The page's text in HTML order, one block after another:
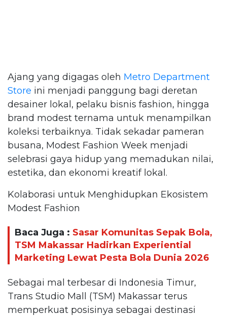
Ajang yang digagas oleh Metro Department
Store ini menjadi panggung bagi deretan
desainer lokal, pelaku bisnis fashion, hingga
brand modest ternama untuk menampilkan
koleksi terbaiknya. Tidak sekadar pameran
busana, Modest Fashion Week menjadi
selebrasi gaya hidup yang memadukan nilai,
estetika, dan ekonomi kreatif lokal.
Kolaborasi untuk Menghidupkan Ekosistem
Modest Fashion
Baca Juga : Sasar Komunitas Sepak Bola,
TSM Makassar Hadirkan Experiential
Marketing Lewat Pesta Bola Dunia 2026
Sebagai mal terbesar di Indonesia Timur,
Trans Studio Mall (TSM) Makassar terus
memperkuat posisinya sebagai destinasi